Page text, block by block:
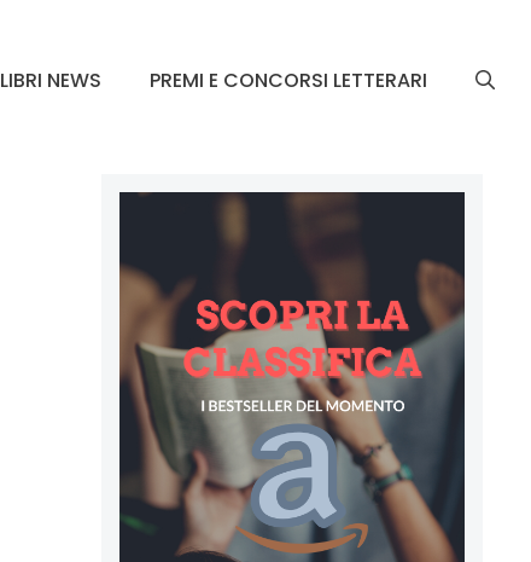
LIBRI NEWS PREMI E CONCORSI LETTERARI